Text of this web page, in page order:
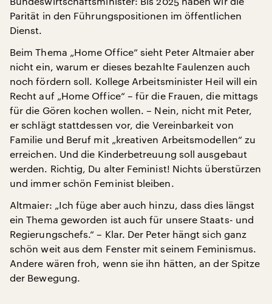
Parität in den Führungspositionen im öffentlichen
Dienst.
Beim Thema „Home Office“ sieht Peter Altmaier aber
nicht ein, warum er dieses bezahlte Faulenzen auch
noch fördern soll. Kollege Arbeitsminister Heil will ein
Recht auf „Home Office“ – für die Frauen, die mittags
für die Gören kochen wollen. – Nein, nicht mit Peter,
er schlägt stattdessen vor, die Vereinbarkeit von
Familie und Beruf mit „kreativen Arbeitsmodellen“ zu
erreichen. Und die Kinderbetreuung soll ausgebaut
werden. Richtig, Du alter Feminist! Nichts überstürzen
und immer schön Feminist bleiben.
Altmaier: „Ich füge aber auch hinzu, dass dies längst
ein Thema geworden ist auch für unsere Staats- und
Regierungschefs.“ – Klar. Der Peter hängt sich ganz
schön weit aus dem Fenster mit seinem Feminismus.
Andere wären froh, wenn sie ihn hätten, an der Spitze
der Bewegung.